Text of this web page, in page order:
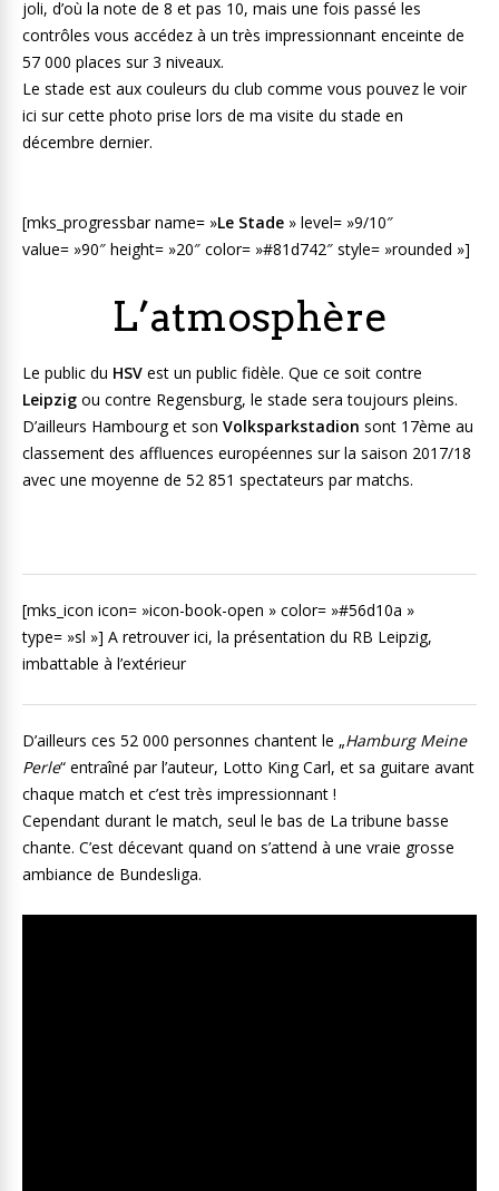
joli, d’où la note de 8 et pas 10, mais une fois passé les
contrôles vous accédez à un très impressionnant enceinte de
57 000 places sur 3 niveaux.
Le stade est aux couleurs du club comme vous pouvez le voir
ici sur cette photo prise lors de ma visite du stade en
décembre dernier.
[mks_progressbar name= »Le Stade » level= »9/10″
value= »90″ height= »20″ color= »#81d742″ style= »rounded »]
L’atmosphère
Le public du HSV est un public fidèle. Que ce soit contre
Leipzig ou contre Regensburg, le stade sera toujours pleins.
D’ailleurs Hambourg et son Volksparkstadion sont 17ème au
classement des affluences européennes sur la saison 2017/18
avec une moyenne de 52 851 spectateurs par matchs.
[mks_icon icon= »icon-book-open » color= »#56d10a »
type= »sl »] A retrouver ici, la présentation du RB Leipzig,
imbattable à l’extérieur
D’ailleurs ces 52 000 personnes chantent le „Hamburg Meine
Perle“ entraîné par l’auteur, Lotto King Carl, et sa guitare avant
chaque match et c’est très impressionnant !
Cependant durant le match, seul le bas de La tribune basse
chante. C’est décevant quand on s’attend à une vraie grosse
ambiance de Bundesliga.